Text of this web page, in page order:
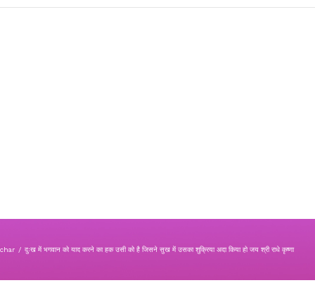
/ दुःख में भगवान को याद करने का हक उसी को है जिसने सुख में उसका शुक्रिया अदा किया हो जय श्री राधे कृष्णा